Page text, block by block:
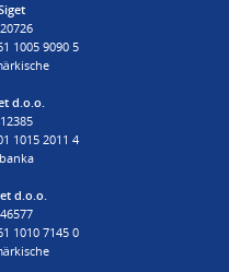
1005 9090 5
d.o.o.
1015 2011 4
d.o.o.
1010 7145 0